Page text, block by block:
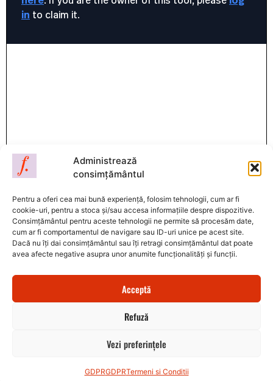
Administrează
consimțământul
Pentru a oferi cea mai bună experiență, folosim tehnologii, cum ar fi
cookie-uri, pentru a stoca și/sau accesa informațiile despre dispozitive.
Consimțământul pentru aceste tehnologii ne permite să procesăm date,
cum ar fi comportamentul de navigare sau ID-uri unice pe acest site.
Dacă nu îți dai consimțământul sau îți retragi consimțământul dat poate
avea afecte negative asupra unor anumite funcționalități și funcții.
Acceptă
Refuză
Vezi preferințele
GDPRGDPRTermeni si Conditii
Florin Amariei
S.C. DAMINOF LOH S.R.L.
Nr. Reg: J08/1340/2015 | CUI: 34880899
Str. Egretei Nr. 12, Brașov
Politica GDPRANPC